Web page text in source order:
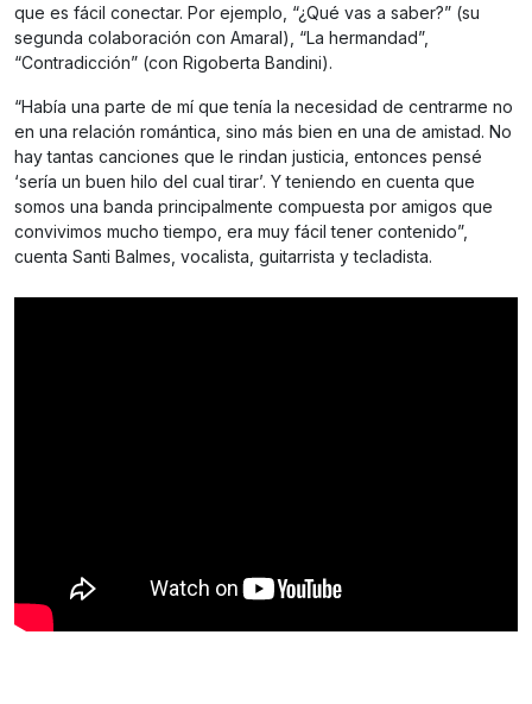
que es fácil conectar. Por ejemplo, “¿Qué vas a saber?” (su
segunda colaboración con Amaral), “La hermandad”,
“Contradicción” (con Rigoberta Bandini).
“Había una parte de mí que tenía la necesidad de centrarme no
en una relación romántica, sino más bien en una de amistad. No
hay tantas canciones que le rindan justicia, entonces pensé
‘sería un buen hilo del cual tirar’. Y teniendo en cuenta que
somos una banda principalmente compuesta por amigos que
convivimos mucho tiempo, era muy fácil tener contenido”,
cuenta Santi Balmes, vocalista, guitarrista y tecladista.